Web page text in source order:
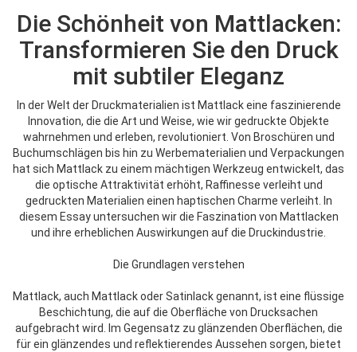
Die Schönheit von Mattlacken:
Transformieren Sie den Druck
mit subtiler Eleganz
In der Welt der Druckmaterialien ist Mattlack eine faszinierende
Innovation, die die Art und Weise, wie wir gedruckte Objekte
wahrnehmen und erleben, revolutioniert. Von Broschüren und
Buchumschlägen bis hin zu Werbematerialien und Verpackungen
hat sich Mattlack zu einem mächtigen Werkzeug entwickelt, das
die optische Attraktivität erhöht, Raffinesse verleiht und
gedruckten Materialien einen haptischen Charme verleiht. In
diesem Essay untersuchen wir die Faszination von Mattlacken
und ihre erheblichen Auswirkungen auf die Druckindustrie.
Die Grundlagen verstehen
Mattlack, auch Mattlack oder Satinlack genannt, ist eine flüssige
Beschichtung, die auf die Oberfläche von Drucksachen
aufgebracht wird. Im Gegensatz zu glänzenden Oberflächen, die
für ein glänzendes und reflektierendes Aussehen sorgen, bietet